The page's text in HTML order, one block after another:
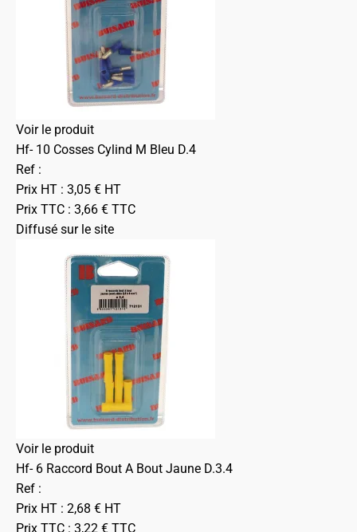
Voir le produit
Hf- 10 Cosses Cylind M Bleu D.4
Ref :
Prix HT : 3,05 € HT
Prix TTC : 3,66 € TTC
Diffusé sur le site
Voir le produit
Hf- 6 Raccord Bout A Bout Jaune D.3.4
Ref :
Prix HT : 2,68 € HT
Prix TTC : 3,22 € TTC